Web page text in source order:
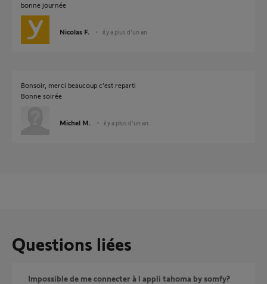
bonne journée
Nicolas F. il y a plus d'un an
Bonsoir, merci beaucoup c’est reparti
Bonne soirée
Michel M. il y a plus d'un an
Questions liées
Impossible de me connecter à l appli tahoma by somfy?